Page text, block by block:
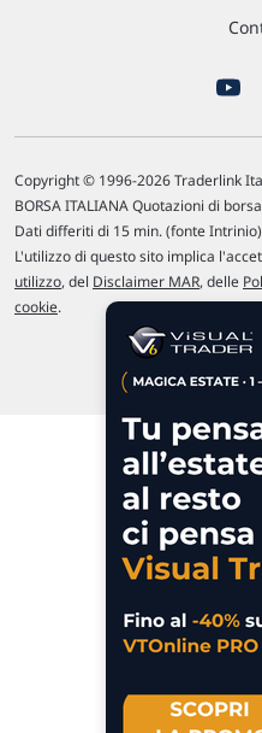
Copyright © 1996-2026 Traderlink
BORSA ITALIANA Quotazioni di
Dati differiti di 15 min. (fonte
L'utilizzo di questo sito implica
utilizzo, del Disclaimer MAR, delle
cookie.